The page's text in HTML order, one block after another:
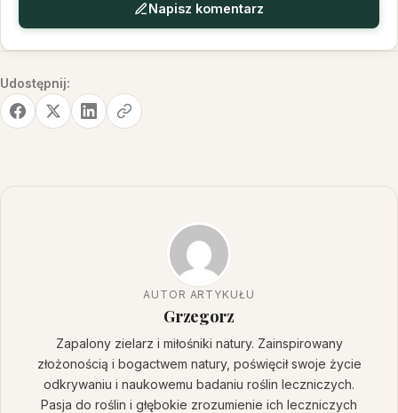
Napisz komentarz
Udostępnij:
AUTOR ARTYKUŁU
Grzegorz
Zapalony zielarz i miłośniki natury. Zainspirowany
złożonością i bogactwem natury, poświęcił swoje życie
odkrywaniu i naukowemu badaniu roślin leczniczych.
Pasja do roślin i głębokie zrozumienie ich leczniczych